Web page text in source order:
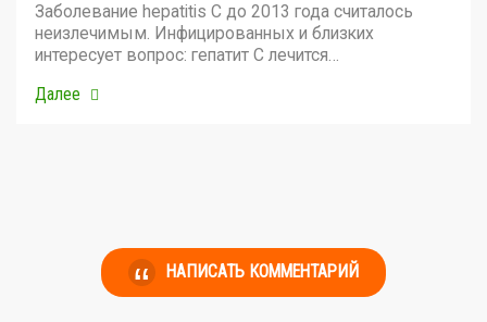
Заболевание hepatitis C до 2013 года считалось
неизлечимым. Инфицированных и близких
интересует вопрос: гепатит С лечится…
Далее
НАПИСАТЬ КОММЕНТАРИЙ